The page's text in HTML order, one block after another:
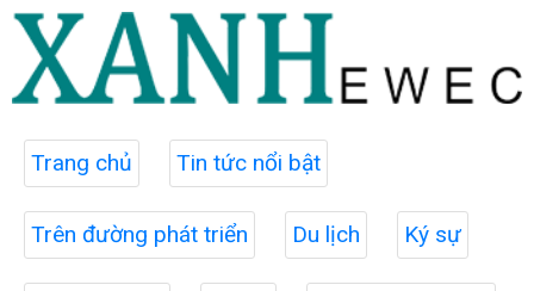
Trang chủ Tin tức nổi bật
Trên đường phát triển Du lịch Ký sự